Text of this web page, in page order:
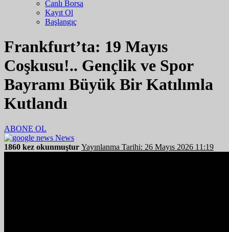
Canlı Borsa
Kayıt Ol
Başlangıç
Frankfurt’ta: 19 Mayıs
Coşkusu!.. Gençlik ve Spor
Bayramı Büyük Bir Katılımla
Kutlandı
ABONE OL
News
1860 kez okunmuştur Yayınlanma Tarihi: 26 Mayıs 2026 11:19